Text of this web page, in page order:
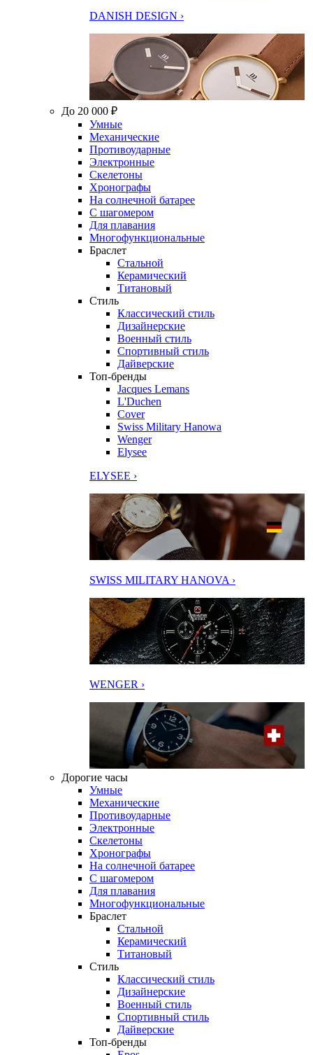
DANISH DESIGN ›
До 20 000 ₽
Умные
Механические
Противоударные
Электронные
Скелетоны
Хронографы
На солнечной батарее
С шагомером
Для плавания
Многофункциональные
Браслет
Стальной
Керамический
Титановый
Стиль
Классический стиль
Дизайнерские
Военный стиль
Спортивный стиль
Дайверские
Топ-бренды
Jacques Lemans
L'Duchen
Cover
Swiss Military Hanowa
Wenger
Elysee
ELYSEE ›
SWISS MILITARY HANOVA ›
WENGER ›
Дорогие часы
Умные
Механические
Противоударные
Электронные
Скелетоны
Хронографы
На солнечной батарее
С шагомером
Для плавания
Многофункциональные
Браслет
Стальной
Керамический
Титановый
Стиль
Классический стиль
Дизайнерские
Военный стиль
Спортивный стиль
Дайверские
Топ-бренды